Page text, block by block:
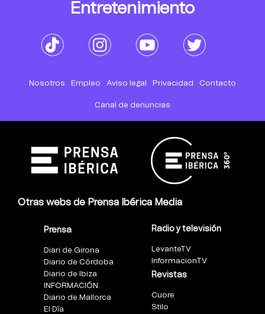
Entretenimiento
Nosotros Empleo Aviso legal Privacidad Contacto
Canal de denuncias
Otras webs de Prensa Ibérica Media
Prensa
Diari de Girona
Diario de Córdoba
Diario de Ibiza
INFORMACIÓN
Diario de Mallorca
El Día
Radio y televisión
LevanteTV
InformacionTV
Revistas
Cuore
Stilo